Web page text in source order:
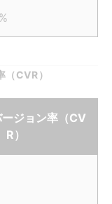
CVR）
ジョン率（CV
R）